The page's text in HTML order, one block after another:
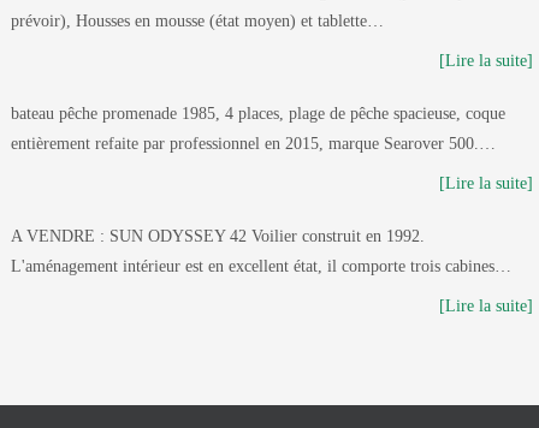
prévoir), Housses en mousse (état moyen) et tablette…
[Lire la suite]
bateau pêche promenade 1985, 4 places, plage de pêche spacieuse, coque
entièrement refaite par professionnel en 2015, marque Searover 500.…
[Lire la suite]
A VENDRE : SUN ODYSSEY 42 Voilier construit en 1992.
L'aménagement intérieur est en excellent état, il comporte trois cabines…
[Lire la suite]